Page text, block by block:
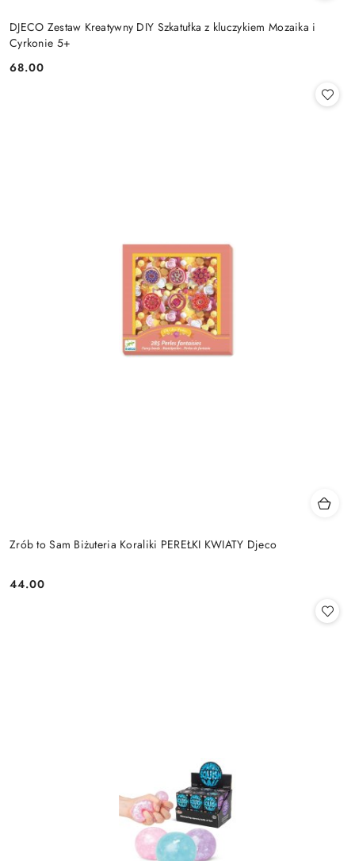
DJECO Zestaw Kreatywny DIY Szkatułka z kluczykiem Mozaika i
Cyrkonie 5+
Cena:
68.00
Zrób to Sam Biżuteria Koraliki PEREŁKI KWIATY Djeco
Cena:
44.00